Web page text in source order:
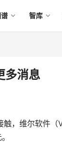
智库
多消息
，维尔软件（